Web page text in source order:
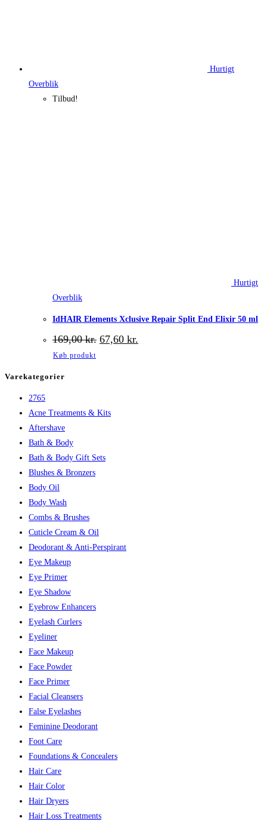
Hurtigt
Overblik
Tilbud!
Hurtigt
Overblik
IdHAIR Elements Xclusive Repair Split End Elixir 50 ml
169,00kr. Den
oprindelige
67,60 kr.
aktuelle
Køb produkt
Varekategorier
2765
Acne Treatments & Kits
Aftershave
Bath & Body
Bath & Body Gift Sets
Blushes & Bronzers
Body Oil
Body Wash
Combs & Brushes
Cuticle Cream & Oil
Deodorant & Anti-Perspirant
Eye Makeup
Eye Primer
Eye Shadow
Eyebrow Enhancers
Eyelash Curlers
Eyeliner
Face Makeup
Face Powder
Face Primer
Facial Cleansers
False Eyelashes
Feminine Deodorant
Foot Care
Foundations & Concealers
Hair Care
Hair Color
Hair Dryers
Hair Loss Treatments